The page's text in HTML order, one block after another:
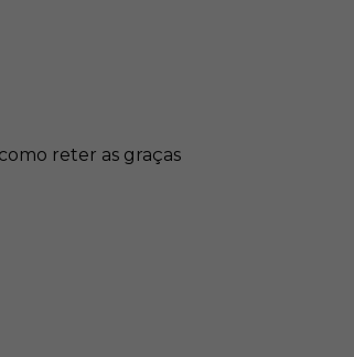
reter as graças